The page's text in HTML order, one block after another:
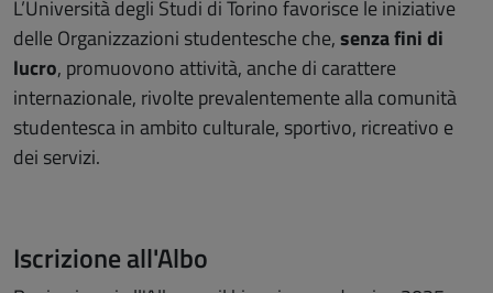
L’Università degli Studi di Torino favorisce le iniziative
delle Organizzazioni studentesche che,senza fini di
lucro, promuovono attività, anche di carattere
internazionale, rivolte prevalentemente alla comunità
studentesca in ambito culturale, sportivo, ricreativo e
dei servizi.
Iscrizione all'Albo